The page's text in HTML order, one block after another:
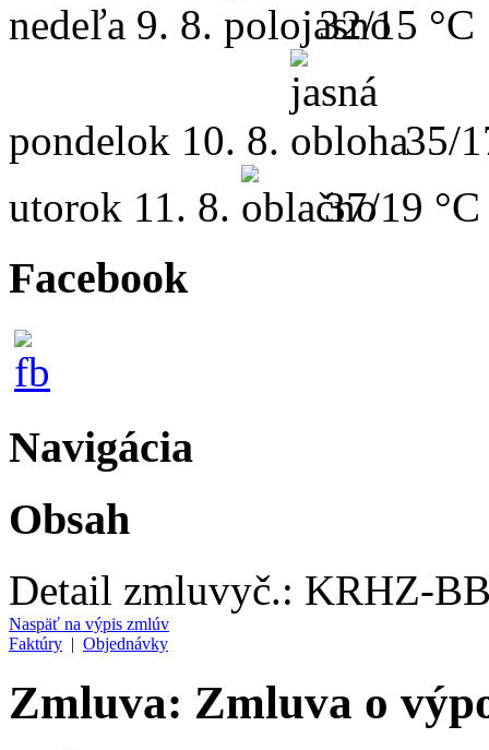
nedeľa 9. 8. 32/15 °C
pondelok 10. 8.
35/
utorok 11. 8. 37/19 °C
Facebook
Navigácia
Obsah
Detail zmluvyč.: KRHZ-
Naspäť na výpis zmlúv
Faktúry | Objednávky
Zmluva: Zmluva o